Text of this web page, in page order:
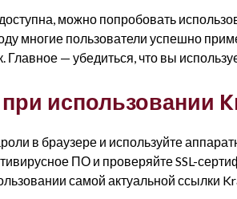
можно попробовать
многие пользователи успешно
Главное — убедиться, что вы
использовании
в браузере и используйте
ПО и проверяйте SSL-
самой актуальной ссылки